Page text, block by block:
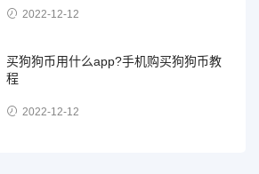
2022-12-12
买狗狗币用什么app?手机购买狗狗币教
程
2022-12-12